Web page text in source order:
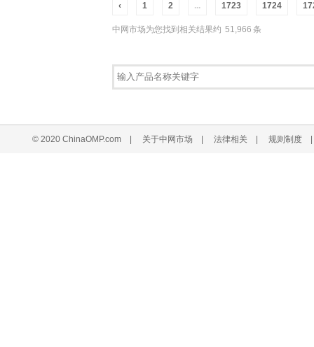
‹ 1 2 ... 1723 1724
中网市场为您找到相关结果约 51,966 条
© 2020 ChinaOMP.com| 关于中网市场 法律相关 规则制度